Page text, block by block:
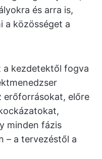
és arra is,
a közösséget a
a kezdetektől fogva
erőforrásokat, előre
minden fázis
– a tervezéstől a